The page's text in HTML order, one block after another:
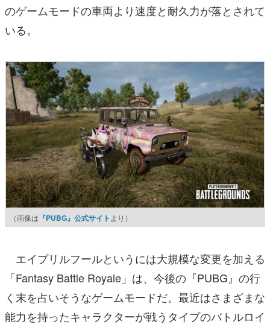
のゲームモードの車両より速度と耐久力が落とされて
いる。
（画像は 『PUBG』公式サイト より）
エイプリルフールというには大規模な変更を加える
「Fantasy Battle Royale」は、今後の『PUBG』の行
く末を占いそうなゲームモードだ。最近はさまざまな
能力を持ったキャラクターが戦うタイプのバトルロイ